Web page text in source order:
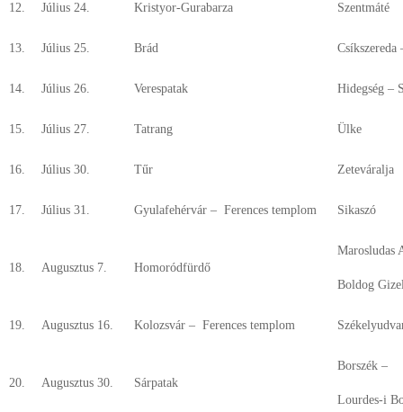
12. Július 24. Kristyor-Gurabarza Szentmáté
13. Július 25. Brád Csíkszereda
14. Július 26. Verespatak Hidegség –
15. Július 27. Tatrang Ülke
16. Július 30. Tűr Zeteváralja
17. Július 31. Gyulafehérvár – Ferences templom Sikaszó
18. Augusztus 7. Homoródfürdő
Marosludas
Boldog
19. Augusztus 16. Kolozsvár – Ferences templom
20. Augusztus 30. Sárpatak
Borszék –
Lourdes-i